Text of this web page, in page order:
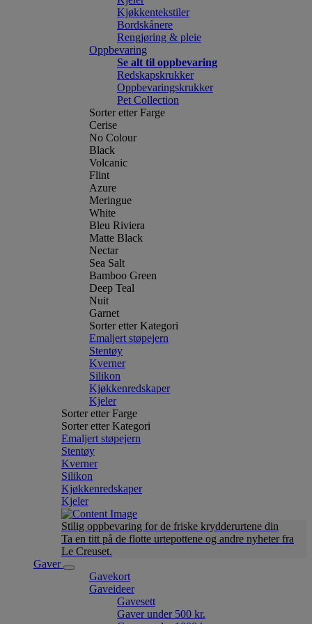
Kjøkkentekstiler
Bordskånere
Rengjøring & pleie
Oppbevaring
Se alt til oppbevaring
Redskapskrukker
Oppbevaringskrukker
Pet Collection
Sorter etter Farge
Cerise
No Colour
Black
Volcanic
Flint
Azure
Meringue
White
Bleu Riviera
Matte Black
Nectar
Sea Salt
Bamboo Green
Deep Teal
Nuit
Garnet
Sorter etter Kategori
Emaljert støpejern
Stentøy
Kverner
Silikon
Kjøkkenredskaper
Kjeler
Sorter etter Farge
Sorter etter Kategori
Emaljert støpejern
Stentøy
Kverner
Silikon
Kjøkkenredskaper
Kjeler
Stilig oppbevaring for de friske krydderurtene din
Ta en titt på de flotte urtepottene og andre nyheter fra
Le Creuset.
Gaver
Gavekort
Gaveideer
Gavesett
Gaver under 500 kr.